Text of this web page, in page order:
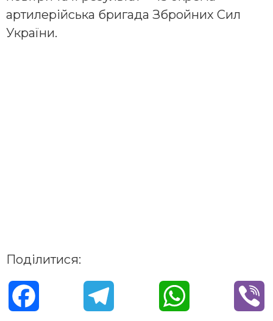
артилерійська бригада Збройних Сил
України.
Поділитися: